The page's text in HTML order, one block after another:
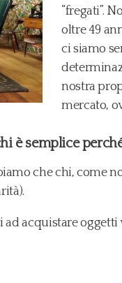
“fregati”.
oltre 49
ci siamo
nostra
mercato,
è semplice
che chi, come
acquistare oggetti